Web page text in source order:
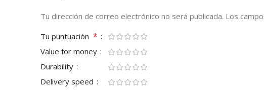
Tu dirección de correo electrónico no será publicada. Los
Tu puntuación *
Value for money
Durability
Delivery speed